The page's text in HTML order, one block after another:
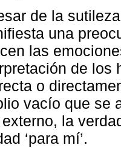
de la
una
las
de los
o
vacío que se
la
‘para mí’.